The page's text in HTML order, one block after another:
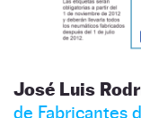
José Luis
de Fabricantes